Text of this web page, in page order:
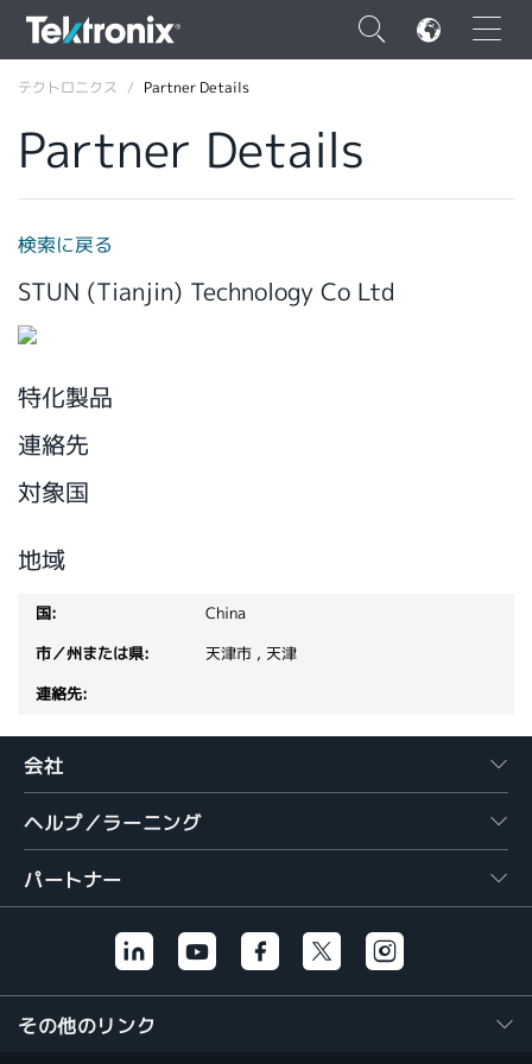
×
ENGLISH
FRANÇAIS
简体中文
日本語
韓国語
テクトロニクス Partner Details
Partner Details
検索に戻る
STUN (Tianjin) Technology Co Ltd
特化製品
連絡先
対象国
地域
China
天津市 , 天津
会社
ヘルプ／ラーニング
パートナー
その他のリンク